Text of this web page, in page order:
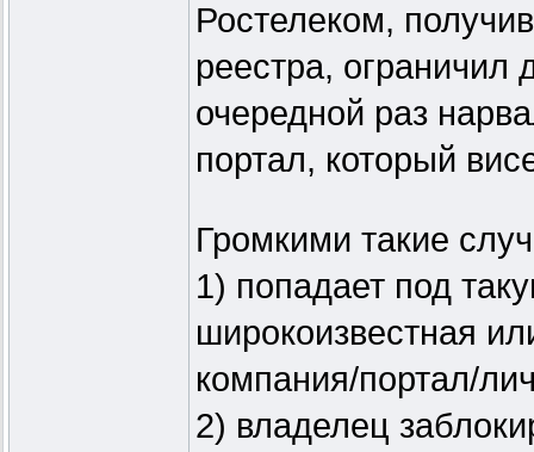
Ростелеком,
реестра, ограничил
очередной раз
портал, который
Громкими такие
1) попадает под
широкоизвестная
компания/портал/
2) владелец